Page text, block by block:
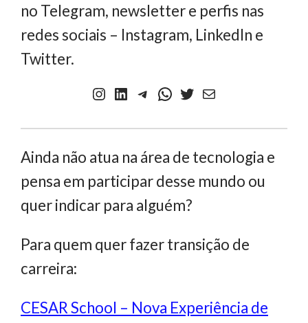
no Telegram, newsletter e perfis nas
redes sociais – Instagram, LinkedIn e
Twitter.
Instagram
LinkedIn
Telegram
WhatsApp
TwitterNewsletter
Ainda não atua na área de tecnologia e
pensa em participar desse mundo ou
quer indicar para alguém?
Para quem quer fazer transição de
carreira:
CESAR School – Nova Experiência de